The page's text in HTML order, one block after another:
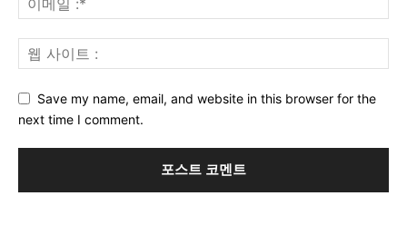
Save my name, email, and website in this browser for the
next time I comment.